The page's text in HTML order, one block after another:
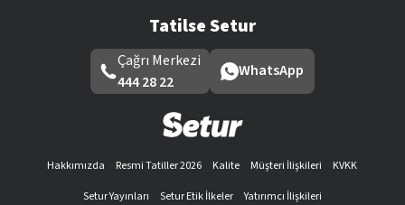
Tatilse Setur
Çağrı Merkezi
444 28 22
WhatsApp
Hakkımızda Resmi Tatiller 2026 Kalite Müşteri İlişkileri
KVKK
Setur Yayınları
Setur Etik İlkeler
Yatırımcı İlişkileri